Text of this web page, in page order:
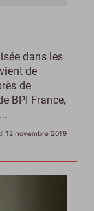
dans les
de
de
BPI France,
12 novembre 2019